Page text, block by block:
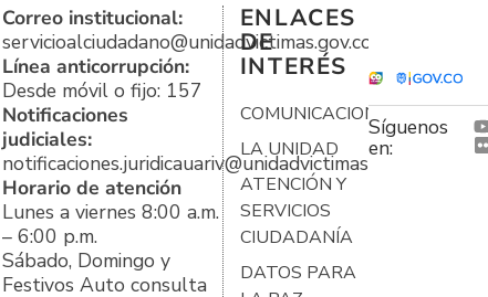
Correo institucional:
servicioalciudadano@unidadvictimas.gov.co
Línea anticorrupción:
Desde móvil o fijo: 157
Notificaciones
judiciales:
notificaciones.juridicauariv@unidadvictimas.gov.co
Horario de atención
Lunes a viernes 8:00 a.m.
– 6:00 p.m.
Sábado, Domingo y
Festivos Auto consulta
ENLACES
DE
INTERÉS
COMUNICACIONES
LA UNIDAD
ATENCIÓN Y
SERVICIOS
CIUDADANÍA
DATOS PARA
Síguenos
en: